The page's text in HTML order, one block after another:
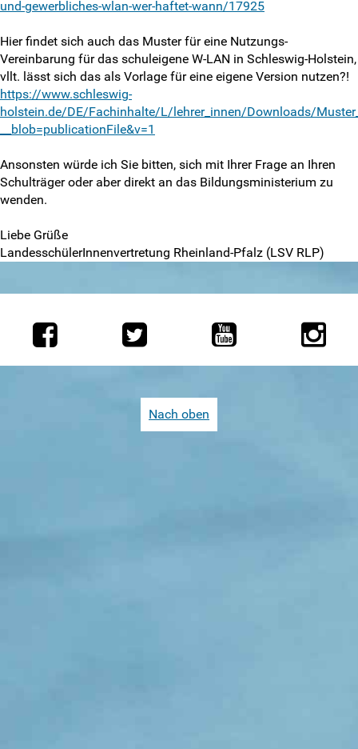
LSK-Delis melden
Info-Newsletter abonnieren
Antragsformulare
Disclaimer
Datenschutzerklärung
und-gewerbliches-wlan-wer-haftet-wann/17925
Hier findet sich auch das Muster für eine Nutzungs-
Vereinbarung für das schuleigene W-LAN in Schleswig-Holstein,
vllt. lässt sich das als Vorlage für eine eigene Version nutzen?!
https://www.schleswig-
holstein.de/DE/Fachinhalte/L/lehrer_innen/Downloads/
__blob=publicationFile&v=1
Ansonsten würde ich Sie bitten, sich mit Ihrer Frage an Ihren
Schulträger oder aber direkt an das Bildungsministerium zu
wenden.
Liebe Grüße
LandesschülerInnenvertretung Rheinland-Pfalz (LSV RLP)
Nach oben